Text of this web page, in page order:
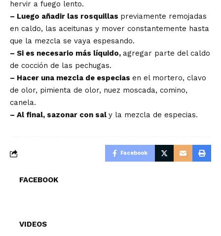
hervir a fuego lento.
– Luego añadir las rosquillas previamente remojadas
en caldo, las aceitunas y mover constantemente hasta
que la mezcla se vaya espesando.
– Si es necesario más líquido, agregar parte del caldo
de cocción de las pechugas.
– Hacer una mezcla de especias en el mortero, clavo
de olor, pimienta de olor, nuez moscada, comino,
canela.
– Al final, sazonar con sal y la mezcla de especias.
Facebook
FACEBOOK
VIDEOS